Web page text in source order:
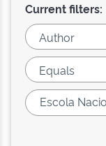
Current filters: